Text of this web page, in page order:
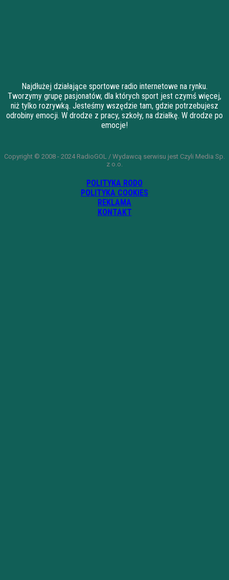
Najdłużej działające sportowe radio internetowe na rynku.
Tworzymy grupę pasjonatów, dla których sport jest czymś więcej,
niż tylko rozrywką. Jesteśmy wszędzie tam, gdzie potrzebujesz
odrobiny emocji. W drodze z pracy, szkoły, na działkę. W drodze po
emocje!
Copyright © 2008 - 2024 RadioGOL / Wydawcą serwisu jest Czyli Media Sp.
z o.o.
POLITYKA RODO
POLITYKA COOKIES
REKLAMA
KONTAKT